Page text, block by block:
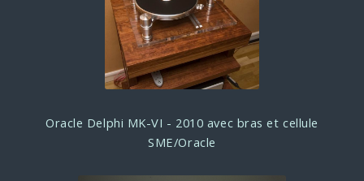
Oracle Delphi MK-VI - 2010 avec bras et cellule
SME/Oracle